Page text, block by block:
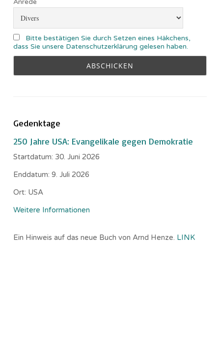
Bitte bestätigen Sie durch Setzen eines Häkchens,
dass Sie unsere Datenschutzerklärung gelesen haben.
Gedenktage
250 Jahre USA: Evangelikale gegen Demokratie
Startdatum: 30. Juni 2026
Enddatum: 9. Juli 2026
Ort: USA
Weitere Informationen
Ein Hinweis auf das neue Buch von Arnd Henze. LINK